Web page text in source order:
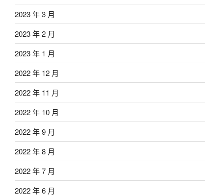
2023 年 3 月
2023 年 2 月
2023 年 1 月
2022 年 12 月
2022 年 11 月
2022 年 10 月
2022 年 9 月
2022 年 8 月
2022 年 7 月
2022 年 6 月